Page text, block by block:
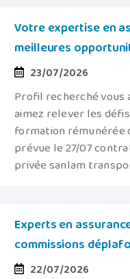
Votre expertise en
meilleures
23/07/2026
Profil recherché vous
aimez relever les
formation rémunérée
prévue le 27/07
privée sanlam
Experts en
commissions
22/07/2026